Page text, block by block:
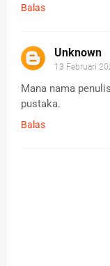
Balas
Unknown
13 Februari
Mana nama
pustaka.
Balas